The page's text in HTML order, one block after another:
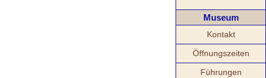
Museum
Kontakt
Öffnungszeiten
Führungen